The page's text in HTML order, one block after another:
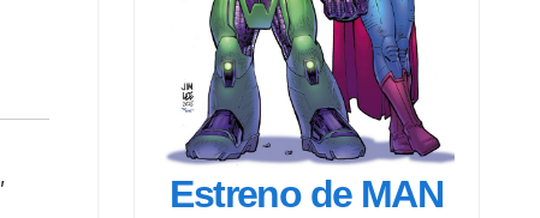
,
Estreno de MAN